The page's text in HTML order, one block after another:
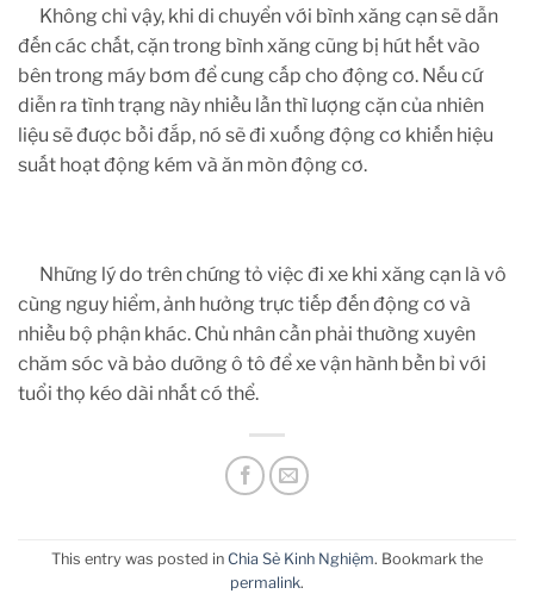
Không chỉ vậy, khi di chuyển với bình xăng cạn sẽ dẫn
đến các chất, cặn trong bình xăng cũng bị hút hết vào
bên trong máy bơm để cung cấp cho động cơ. Nếu cứ
diễn ra tình trạng này nhiều lần thì lượng cặn của nhiên
liệu sẽ được bồi đắp, nó sẽ đi xuống động cơ khiến hiệu
suất hoạt động kém và ăn mòn động cơ.
Những lý do trên chứng tỏ việc đi xe khi xăng cạn là vô
cùng nguy hiểm, ảnh hưởng trực tiếp đến động cơ và
nhiều bộ phận khác. Chủ nhân cần phải thường xuyên
chăm sóc và bảo dưỡng ô tô để xe vận hành bền bỉ với
tuổi thọ kéo dài nhất có thể.
This entry was posted in Chia Sẻ Kinh Nghiệm. Bookmark the
permalink.